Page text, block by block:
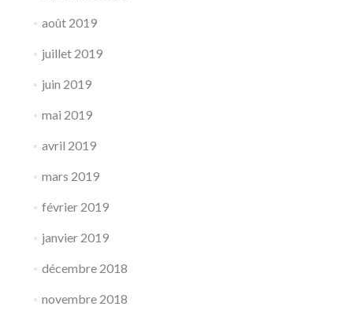
août 2019
juillet 2019
juin 2019
mai 2019
avril 2019
mars 2019
février 2019
janvier 2019
décembre 2018
novembre 2018